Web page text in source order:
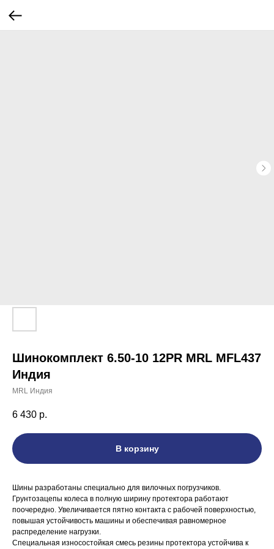
Шинокомплект 6.50-10 12PR MRL MFL437
Индия
MRL Индия
6 430 р.
В корзину
Шины разработаны специально для вилочных погрузчиков.
Грунтозацепы колеса в полную ширину протектора работают
поочередно. Увеличивается пятно контакта с рабочей поверхностью,
повышая устойчивость машины и обеспечивая равномерное
распределение нагрузки.
Специальная износостойкая смесь резины протектора устойчива к